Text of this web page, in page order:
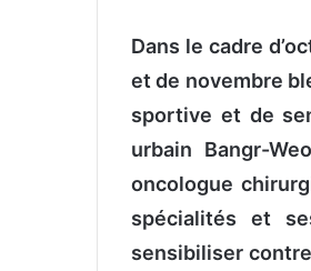
Dans le cadre
et de novembre
sportive et de
urbain Bangr-
oncologue
spécialités et
sensibiliser